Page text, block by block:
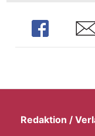
Share
Redaktion /